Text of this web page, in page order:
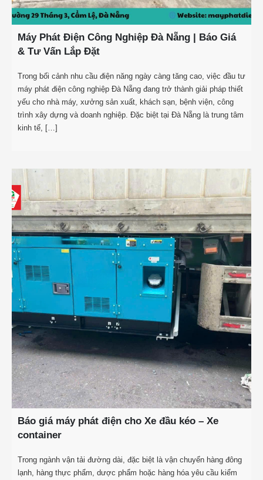
Máy Phát Điện Công Nghiệp Đà Nẵng | Báo Giá
& Tư Vấn Lắp Đặt
Trong bối cảnh nhu cầu điện năng ngày càng tăng cao, việc đầu tư
máy phát điện công nghiệp Đà Nẵng đang trở thành giải pháp thiết
yếu cho nhà máy, xưởng sản xuất, khách sạn, bệnh viện, công
trình xây dựng và doanh nghiệp. Đặc biệt tại Đà Nẵng là trung tâm
kinh tế, […]
Báo giá máy phát điện cho Xe đầu kéo – Xe
container
Trong ngành vận tải đường dài, đặc biệt là vận chuyển hàng đông
lạnh, hàng thực phẩm, dược phẩm hoặc hàng hóa yêu cầu kiểm